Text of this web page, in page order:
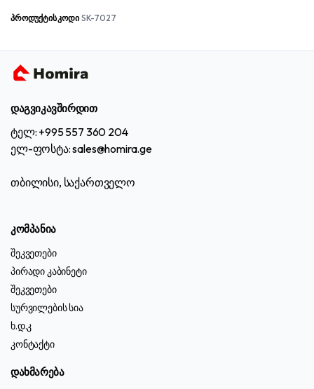
₾129.00.₾74.99.
პროდუქტის კოდი SK-7027
დაგვიკავშირდით
ტელ: +995 557 360 204
ელ-ფოსტა: sales@homira.ge
თბილისი, საქართველო
კომპანია
შეკვეთები
პირადი კაბინეტი
შეკვეთები
სურვილების სია
ხ.დ.კ
კონტაქტი
დახმარება